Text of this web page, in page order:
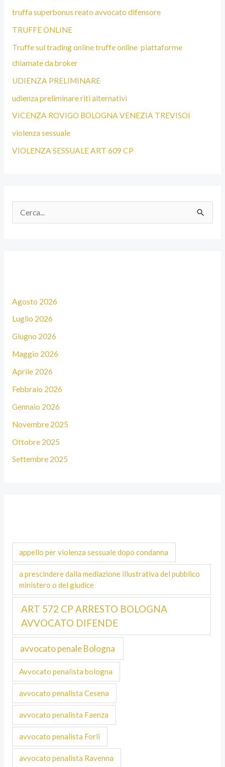
truffa superbonus reato avvocato difensore
TRUFFE ONLINE
Truffe sul trading online truffe online piattaforme
chiamate da broker
UDIENZA PRELIMINARE
udienza preliminare riti alternativi
VICENZA ROVIGO BOLOGNA VENEZIA TREVISOI
violenza sessuale
VIOLENZA SESSUALE ART 609 CP
Agosto 2026
Luglio 2026
Giugno 2026
Maggio 2026
Aprile 2026
Febbraio 2026
Gennaio 2026
Novembre 2025
Ottobre 2025
Settembre 2025
appello per violenza sessuale dopo condanna
a prescindere dalla mediazione illustrativa del pubblico
ministero o del giudice
ART 572 CP ARRESTO BOLOGNA
AVVOCATO DIFENDE
avvocato penale Bologna
Avvocato penalista bologna
avvocato penalista Cesena
avvocato penalista Faenza
avvocato penalista Forli
avvocato penalista Ravenna